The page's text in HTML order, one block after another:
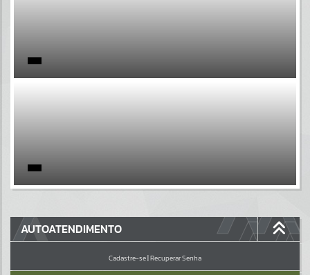
Por favor, aguarde...
GALERIAS
Por favor, aguarde...
AUTOATENDIMENTO
Cadastre-se|Recuperar Senha